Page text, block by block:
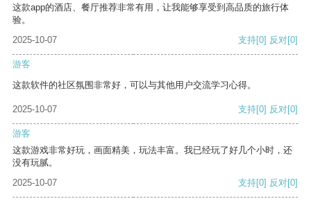
这款app的酒店、餐厅推荐非常有用，让我能够享受到高品质的旅行体
验。
2025-10-07
支持[0] 反对[0]
游客
这款软件的社区氛围非常好，可以与其他用户交流学习心得。
2025-10-07 支持[0] 反对[0]
游客
这款游戏非常好玩，画面精美，玩法丰富。我已经玩了好几个小时，还
没有玩腻。
2025-10-07
支持[0] 反对[0]